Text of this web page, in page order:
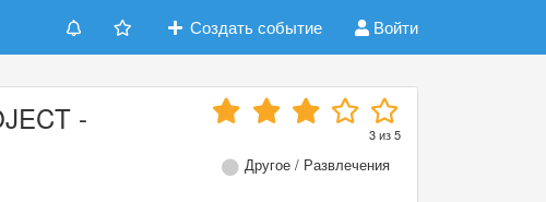
Создать событие Войти
- 3из5
Другое / Развлечения